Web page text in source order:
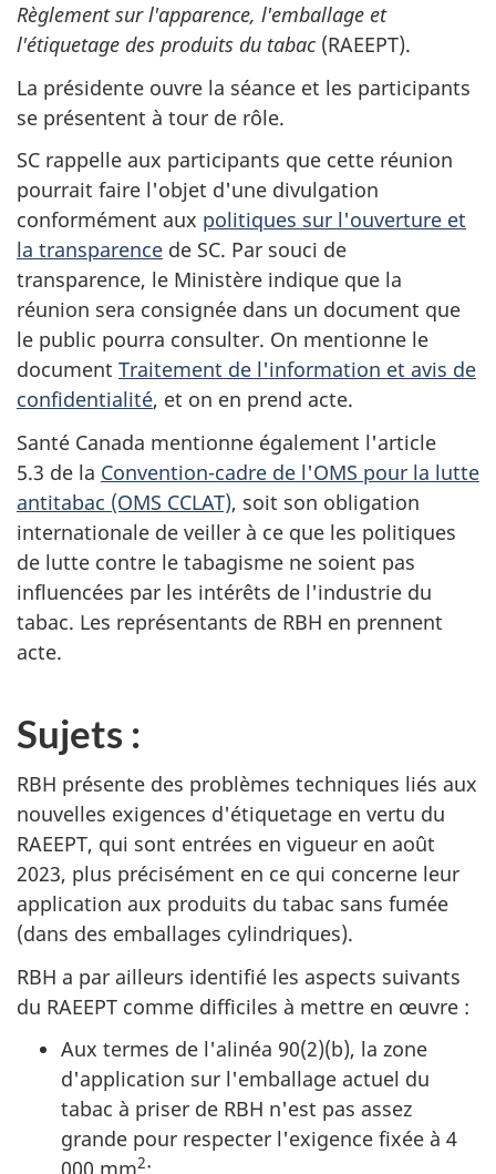
Règlement sur l'apparence, l'emballage et
l'étiquetage des produits du tabac(RAEEPT).
La présidente ouvre la séance et les participants
se présentent à tour de rôle.
SC rappelle aux participants que cette réunion
pourrait faire l'objet d'une divulgation
conformément aux politiques sur l'ouverture et
la transparence de SC. Par souci de
transparence, le Ministère indique que la
réunion sera consignée dans un document que
le public pourra consulter. On mentionne le
document Traitement de l'information et avis de
confidentialité, et on en prend acte.
Santé Canada mentionne également l'article
5.3 de la Convention-cadre de l'OMS pour la lutte
antitabac (OMS CCLAT), soit son obligation
internationale de veiller à ce que les politiques
de lutte contre le tabagisme ne soient pas
influencées par les intérêts de l'industrie du
tabac. Les représentants de RBH en prennent
acte.
Sujets :
RBH présente des problèmes techniques liés aux
nouvelles exigences d'étiquetage en vertu du
RAEEPT, qui sont entrées en vigueur en août
2023, plus précisément en ce qui concerne leur
application aux produits du tabac sans fumée
(dans des emballages cylindriques).
RBH a par ailleurs identifié les aspects suivants
du RAEEPT comme difficiles à mettre en œuvre :
Aux termes de l'alinéa 90(2)(b), la zone
d'application sur l'emballage actuel du
tabac à priser de RBH n'est pas assez
grande pour respecter l'exigence fixée à 4
000 mm2;